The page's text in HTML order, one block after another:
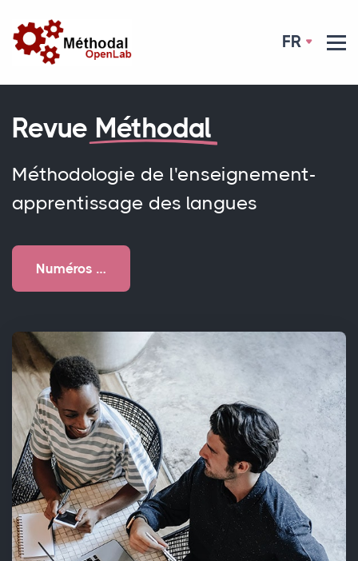
FR
Revue Méthodal
Méthodologie de l'enseignement-
apprentissage des langues
Numéros …